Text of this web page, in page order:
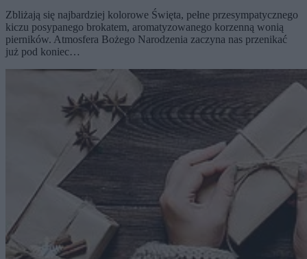
Zbliżają się najbardziej kolorowe Święta, pełne przesympatycznego
kiczu posypanego brokatem, aromatyzowanego korzenną wonią
pierników. Atmosfera Bożego Narodzenia zaczyna nas przenikać
już pod koniec…